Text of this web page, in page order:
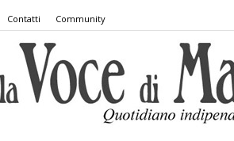
Contatti Community